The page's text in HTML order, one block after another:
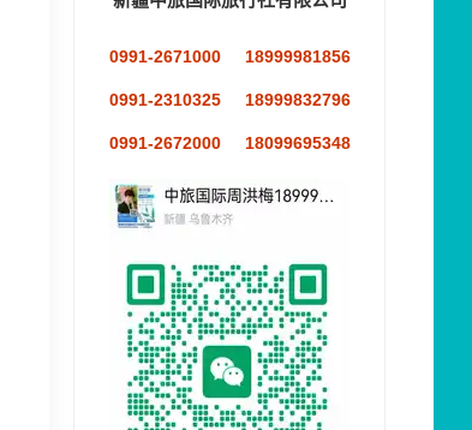
0991-2671000 18999981856
0991-2310325 18999832796
0991-2672000 18099695348